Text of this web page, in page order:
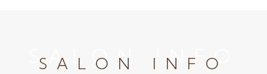
SALON INFO
SALON INFO